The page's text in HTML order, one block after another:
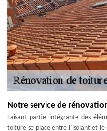
Notre service de
Faisant partie intégrante des
toiture se place entre l’isolant et